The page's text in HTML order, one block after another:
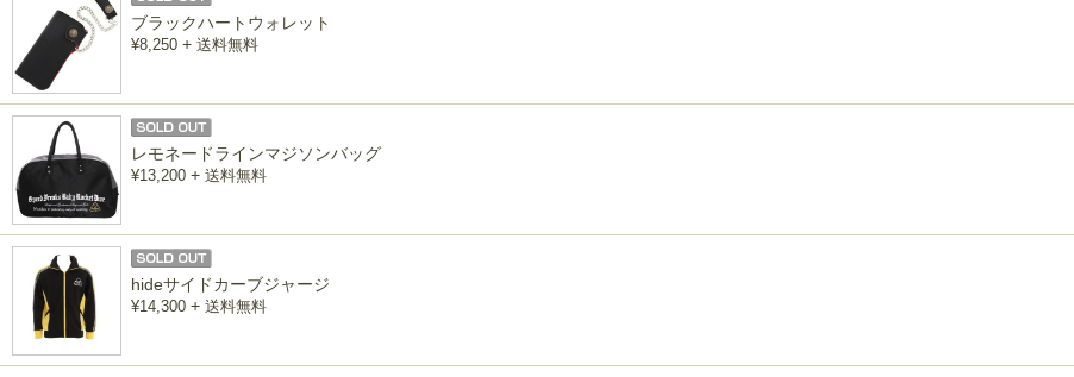
ブラックハートウォレット
¥8,250 + 送料無料
レモネードラインマジソンバッグ
¥13,200 + 送料無料
hideサイドカーブジャージ
¥14,300 + 送料無料